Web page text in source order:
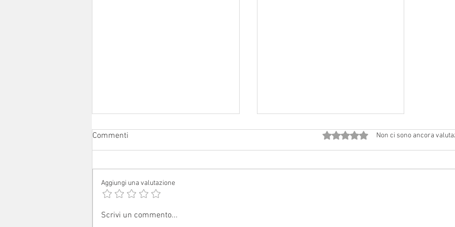
Avvisi dal 1° al 16 agosto 2026
Commenti Valutazione 0 stelle su 5.
Non ci sono ancora
Aggiungi una valutazione
Scrivi un commento...